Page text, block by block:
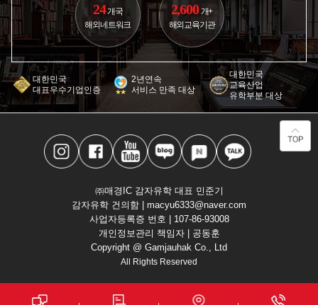
24 개국
해외네트워크
2,600 개+
해외교육기관
대한민국
대표우수기업인증
2년연속
서비스 만족 대상
대한민국
교육산업
유학부분 대상
㈜매경IC 감자유학 대표 민준기
감자유학 건의함 | macyu6333@naver.com
사업자등록증 번호 | 107-86-93008
개인정보관리 책임자 | 공동훈
Copyright @ Gamjauhak Co., Ltd
All Rights Reserved